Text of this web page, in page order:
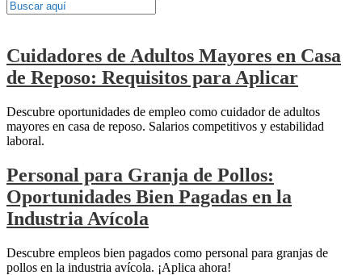
Cuidadores de Adultos Mayores en Casa
de Reposo: Requisitos para Aplicar
Descubre oportunidades de empleo como cuidador de adultos
mayores en casa de reposo. Salarios competitivos y estabilidad
laboral.
Personal para Granja de Pollos:
Oportunidades Bien Pagadas en la
Industria Avícola
Descubre empleos bien pagados como personal para granjas de
pollos en la industria avícola. ¡Aplica ahora!